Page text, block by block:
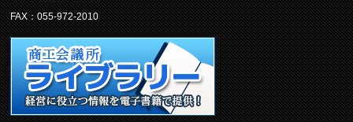
FAX：055-972-2010